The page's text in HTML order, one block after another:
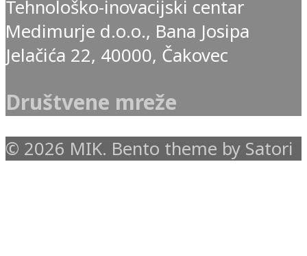
Tehnološko-inovacijski centar
Medimurje d.o.o., Bana Josipa
Jelačića 22, 40000, Čakovec
Društvene mreže
© 2026 MIK. Bento theme by Satori